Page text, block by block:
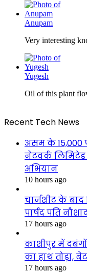
Anupam
Very interesting
Yugesh
Oil of this plant
Recent Tech News
असम के 15,000
नेटवर्क लिमिटेड
अभियान
10 hours ago
चार्जशीट के
पार्षद पति
17 hours ago
काशीपुर में
का हाथ तोड़ा,
17 hours ago